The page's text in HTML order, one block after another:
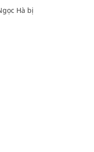
Hà bị